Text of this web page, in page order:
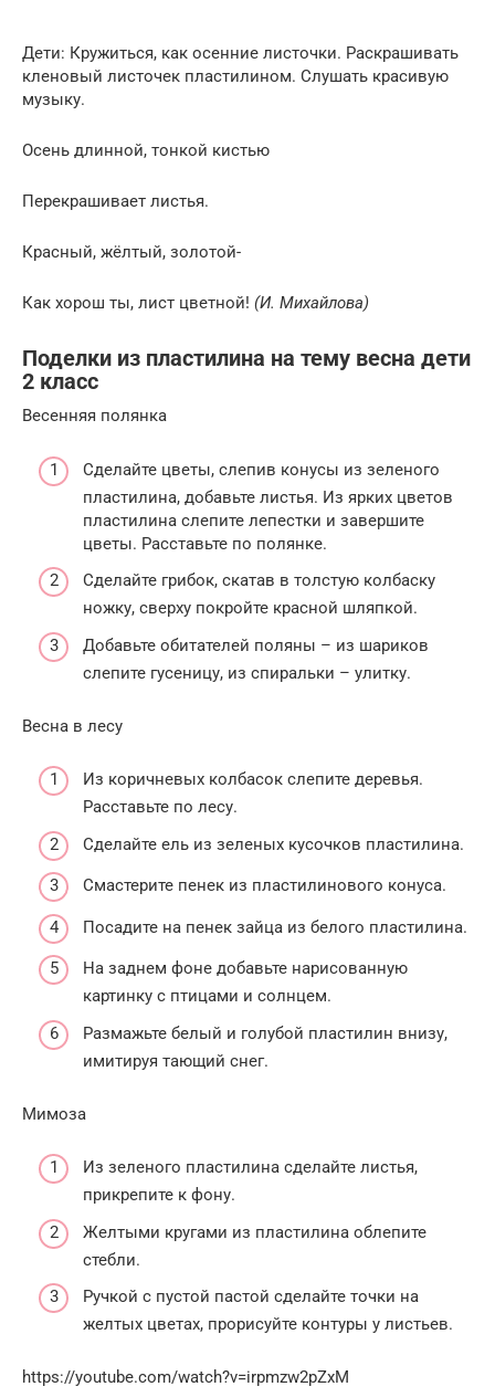
Дети: Кружиться, как осенние листочки. Раскрашивать
кленовый листочек пластилином. Слушать красивую
музыку.
Осень длинной, тонкой кистью
Перекрашивает листья.
Красный, жёлтый, золотой-
Как хорош ты, лист цветной! (И. Михайлова)
Поделки из пластилина на тему весна дети
2 класс
Весенняя полянка
Сделайте цветы, слепив конусы из зеленого
пластилина, добавьте листья. Из ярких цветов
пластилина слепите лепестки и завершите
цветы. Расставьте по полянке.
Сделайте грибок, скатав в толстую колбаску
ножку, сверху покройте красной шляпкой.
Добавьте обитателей поляны – из шариков
слепите гусеницу, из спиральки – улитку.
Весна в лесу
Из коричневых колбасок слепите деревья.
Расставьте по лесу.
Сделайте ель из зеленых кусочков пластилина.
Смастерите пенек из пластилинового конуса.
Посадите на пенек зайца из белого пластилина.
На заднем фоне добавьте нарисованную
картинку с птицами и солнцем.
Размажьте белый и голубой пластилин внизу,
имитируя тающий снег.
Мимоза
Из зеленого пластилина сделайте листья,
прикрепите к фону.
Желтыми кругами из пластилина облепите
стебли.
Ручкой с пустой пастой сделайте точки на
желтых цветах, прорисуйте контуры у листьев.
https://youtube.com/watch?v=irpmzw2pZxM